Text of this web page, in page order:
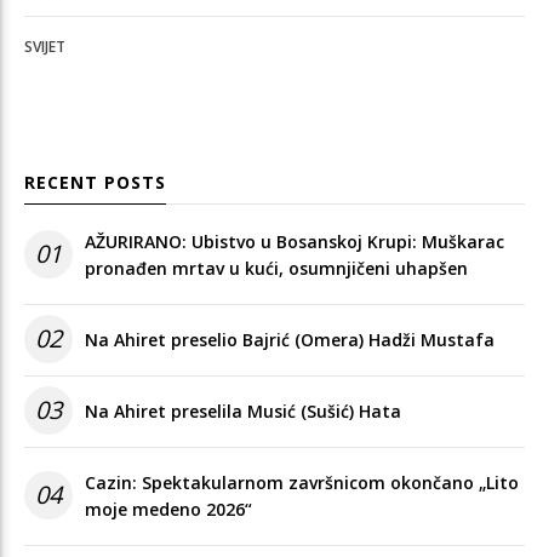
SVIJET
RECENT POSTS
01
AŽURIRANO: Ubistvo u Bosanskoj Krupi: Muškarac
pronađen mrtav u kući, osumnjičeni uhapšen
02 Na Ahiret preselio Bajrić (Omera) Hadži Mustafa
03 Na Ahiret preselila Musić (Sušić) Hata
04
Cazin: Spektakularnom završnicom okončano „Lito
moje medeno 2026“